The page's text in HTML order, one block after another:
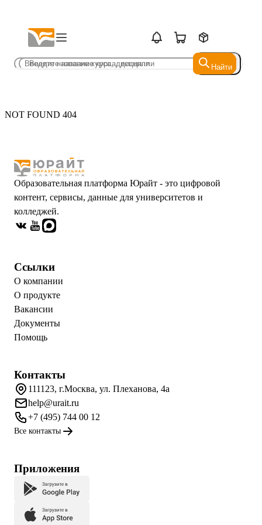
Найти
Найти
NOT FOUND 404
Образовательная платформа Юрайт - это цифровой
контент, сервисы, данные для университетов и
колледжей.
Ссылки
О компании
О продукте
Вакансии
Документы
Помощь
Контакты
111123, г.Москва, ул. Плеханова, 4а
help@urait.ru
+7 (495) 744 00 12
Все контакты
Приложения